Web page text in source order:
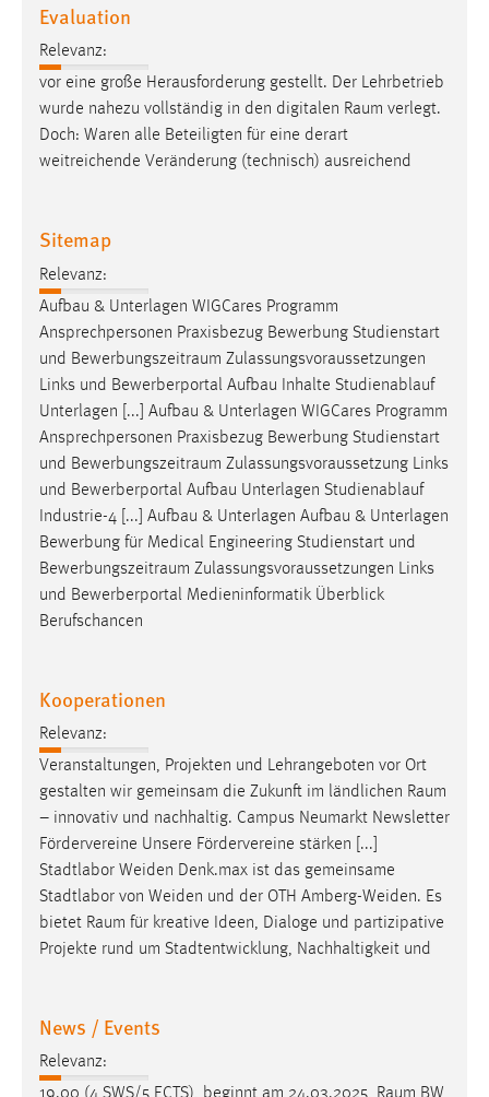
Evaluation
Relevanz:
vor eine große Herausforderung gestellt. Der Lehrbetrieb
wurde nahezu vollständig in den digitalen Raum verlegt.
Doch: Waren alle Beteiligten für eine derart
weitreichende Veränderung (technisch) ausreichend
Sitemap
Relevanz:
Aufbau & Unterlagen WIGCares Programm
Ansprechpersonen Praxisbezug Bewerbung Studienstart
und Bewerbungszeitraum Zulassungsvoraussetzungen
Links und Bewerberportal Aufbau Inhalte Studienablauf
Unterlagen [...] Aufbau & Unterlagen WIGCares Programm
Ansprechpersonen Praxisbezug Bewerbung Studienstart
und Bewerbungszeitraum Zulassungsvoraussetzung Links
und Bewerberportal Aufbau Unterlagen Studienablauf
Industrie-4 [...] Aufbau & Unterlagen Aufbau & Unterlagen
Bewerbung für Medical Engineering Studienstart und
Bewerbungszeitraum Zulassungsvoraussetzungen Links
und Bewerberportal Medieninformatik Überblick
Berufschancen
Kooperationen
Relevanz:
Veranstaltungen, Projekten und Lehrangeboten vor Ort
gestalten wir gemeinsam die Zukunft im ländlichen Raum
– innovativ und nachhaltig. Campus Neumarkt Newsletter
Fördervereine Unsere Fördervereine stärken [...]
Stadtlabor Weiden Denk.max ist das gemeinsame
Stadtlabor von Weiden und der OTH Amberg-Weiden. Es
bietet Raum für kreative Ideen, Dialoge und partizipative
Projekte rund um Stadtentwicklung, Nachhaltigkeit und
News / Events
Relevanz:
Name:
site-language-preference
Zweck:
Das Cookie speichert die gewählte Sprache der Website.
Cookie Laufzeit:
Chat
Name:
MibewSessionID, MIBEW_UserID, mibew_locale, mibew-
chat-frame-style-5e9dbeb1811c0446
Zweck:
Wird benötigt um die Chatfunktion nutzen zu können.
Cookie Laufzeit:
5e9dbeb1811c0446 = Sitzungslaufzeit, mibew_locale = 3
Jahre, MIBEW_UserID = 1 Jahr
Login
Name:
Zweck:
einloggen zu können.
Cookie Laufzeit:
24 Stunden
STATISTIK
Statistik Cookies erfassen Informationen anonym.
Diese Informationen helfen uns zu verstehen, wie
Matomo